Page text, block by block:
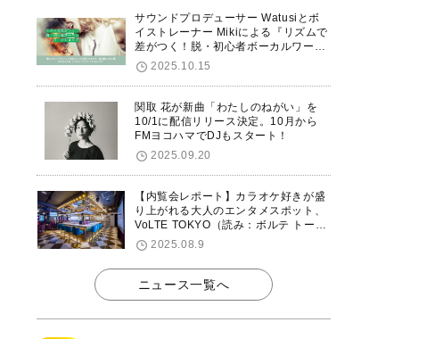
サウンドプロデューサー Watusiとボ
イストレーナー Mikiによる『リズムで
差がつく！脱・初心者ボーカルワーク
ショップ』が12/7に渋谷で開催！
2025.10.15
関取 花が新曲「わたしのねがい」を
10/1に配信リリース決定。10月から
FMヨコハマでDJもスタート！
2025.09.20
【内覧会レポート】カラオケ好きが盛
り上がれる大人のエンタメスポット、
VoLTE TOKYO（読み：ボルテ トーキ
ョー）が東京・品川に8/8グランドオ
ープン！
2025.08.9
ニュース一覧へ